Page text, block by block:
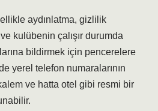
aydınlatma, gizlilik
kulübenin çalışır durumda
bildirmek için pencerelere
yerel telefon numaralarının
ve hatta otel gibi resmi bir